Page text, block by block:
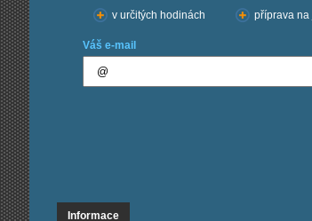
v určitých hodinách příprava na
Váš e-mail
Informace